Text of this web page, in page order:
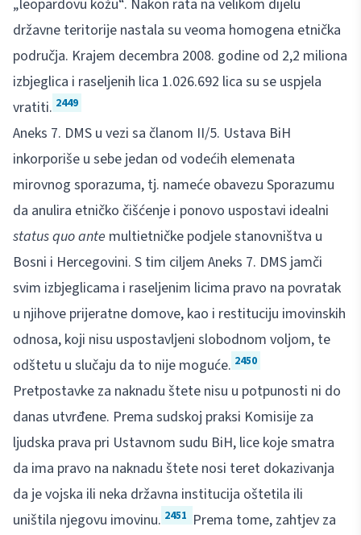
„leopardovu kožu“. Nakon rata na velikom dijelu
državne teritorije nastala su veoma homogena etnička
područja. Krajem decembra 2008. godine od 2,2 miliona
izbjeglica i raseljenih lica 1.026.692 lica su se uspjela
vratiti. 2449
Aneks 7. DMS u vezi sa članom II/5. Ustava BiH
inkorporiše u sebe jedan od vodećih elemenata
mirovnog sporazuma, tj. nameće obavezu Sporazumu
da anulira etničko čišćenje i ponovo uspostavi idealni
status quo ante multietničke podjele stanovništva u
Bosni i Hercegovini. S tim ciljem Aneks 7. DMS jamči
svim izbjeglicama i raseljenim licima pravo na povratak
u njihove prijeratne domove, kao i restituciju imovinskih
odnosa, koji nisu uspostavljeni slobodnom voljom, te
odštetu u slučaju da to nije moguće. 2450
Pretpostavke za naknadu štete nisu u potpunosti ni do
danas utvrđene. Prema sudskoj praksi Komisije za
ljudska prava pri Ustavnom sudu BiH, lice koje smatra
da ima pravo na naknadu štete nosi teret dokazivanja
da je vojska ili neka državna institucija oštetila ili
uništila njegovu imovinu. 2451 Prema tome, zahtjev za